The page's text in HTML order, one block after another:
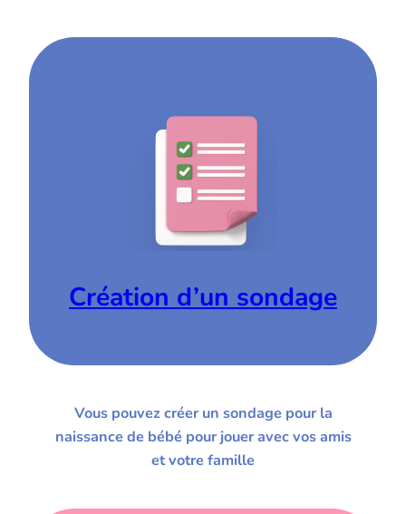
Création d’un sondage
Vous pouvez créer un sondage pour la
naissance de bébé pour jouer avec vos amis
et votre famille